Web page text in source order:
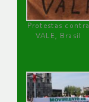
Protestas contra
VALE, Brasil